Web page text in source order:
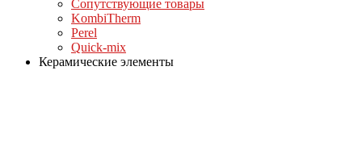
Сопутствующие товары
KombiTherm
Perel
Quick-mix
Керамические элементы